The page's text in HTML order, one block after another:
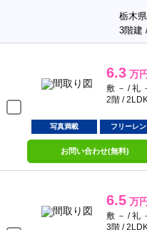
栃木
3階建
6.3 万円
敷 － / 礼
2階 /
写真満載 フリーレン
お問い合わせ(無料)
6.5 万円
敷 － / 礼
3階 /